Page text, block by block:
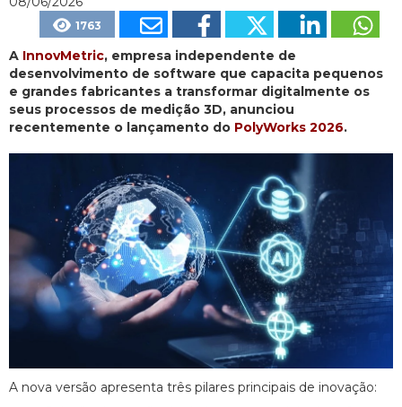
1763
A InnovMetric, empresa independente de
desenvolvimento de software que capacita pequenos
e grandes fabricantes a transformar digitalmente os
seus processos de medição 3D, anunciou
recentemente o lançamento do PolyWorks 2026.
A nova versão apresenta três pilares principais de inovação: